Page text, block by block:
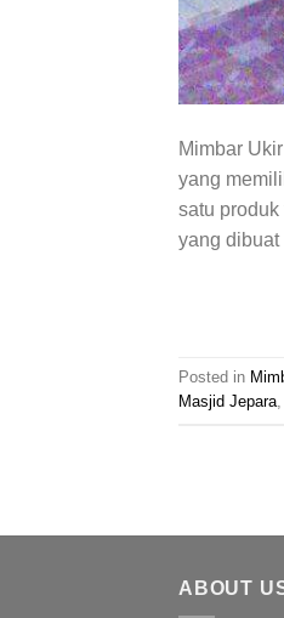
Mimbar
yang
satu
yang
Posted in
Masjid Jepara
ABOUT